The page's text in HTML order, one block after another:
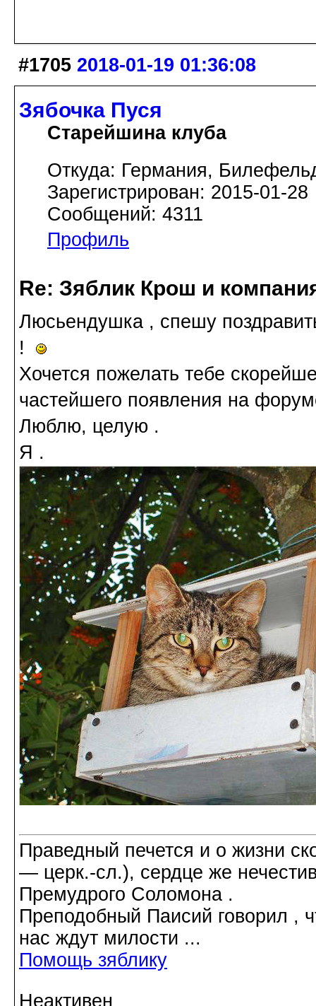
#1705 2018-01-19 01:36:08
Зябочка Пуся
Старейшина клуба
Откуда: Германия,
Зарегистрирован: 2015-01-28
Сообщений: 4311
Профиль
Re: Зяблик Крош и
Люсьендушка , спешу
!
Хочется пожелать тебе
частейшего появления на
Люблю, целую .
Я .
Праведный печется и о жизни
― церк.-сл.), сердце же
Премудрого Соломона .
Преподобный Паисий говорил ,
нас ждут милости ...
Помощь зяблику
Неактивен